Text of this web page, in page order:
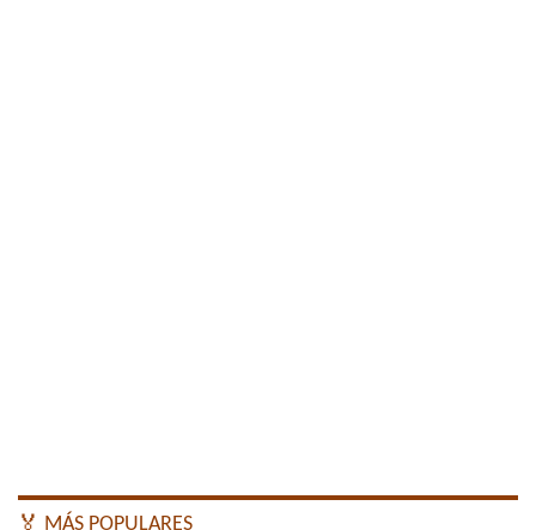
🏅 MÁS POPULARES